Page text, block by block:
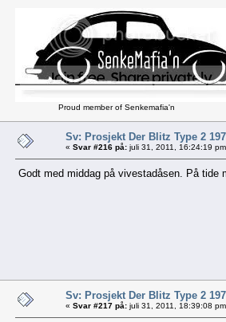
Proud member of Senkemafia'n
Sv: Prosjekt Der Blitz Type 2
« Svar #216 på: juli 31, 2011, 16:24:19
Godt med middag på vivestadåsen. På tide
Sv: Prosjekt Der Blitz Type 2
« Svar #217 på: juli 31, 2011, 18:39:08